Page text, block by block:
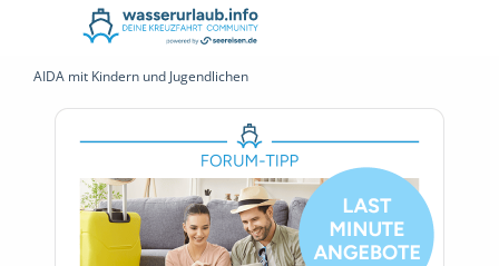
AIDA mit Kindern und Jugendlichen